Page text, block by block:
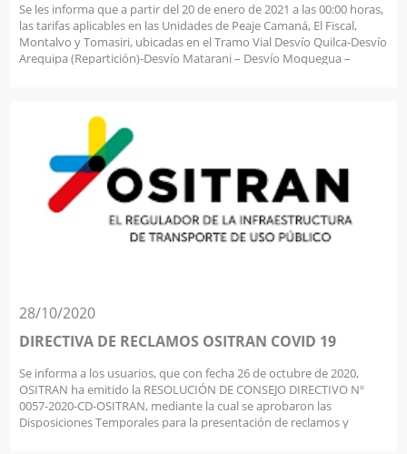
Se les informa que a partir del 20 de enero de 2021 a las 00:00 horas,
las tarifas aplicables en las Unidades de Peaje Camaná, El Fiscal,
Montalvo y Tomasiri, ubicadas en el Tramo Vial Desvío Quilca-Desvío
Arequipa (Repartición)-Desvío Matarani – Desvío Moquegua –
28/10/2020
DIRECTIVA DE RECLAMOS OSITRAN COVID 19
Se informa a los usuarios, que con fecha 26 de octubre de 2020,
OSITRAN ha emitido la RESOLUCIÓN DE CONSEJO DIRECTIVO Nº
0057-2020-CD-OSITRAN, mediante la cual se aprobaron las
Disposiciones Temporales para la presentación de reclamos y